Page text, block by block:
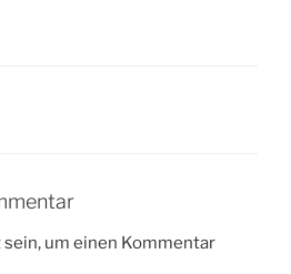
sein, um einen Kommentar